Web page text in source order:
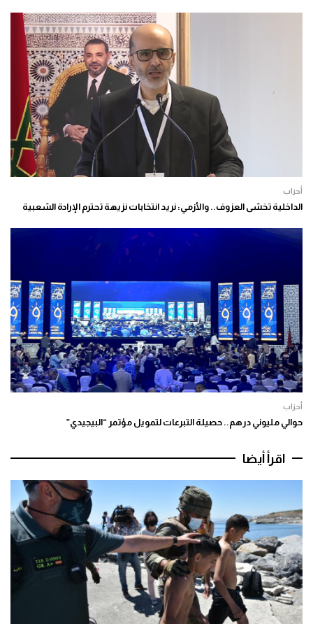
أحزاب
الداخلية تخشى العزوف.. والأزمي: نريد انتخابات نزيهة تحترم الإرادة الشعبية
أحزاب
حوالي مليوني درهم.. حصيلة التبرعات لتمويل مؤتمر “البيجيدي”
اقرأ أيضا